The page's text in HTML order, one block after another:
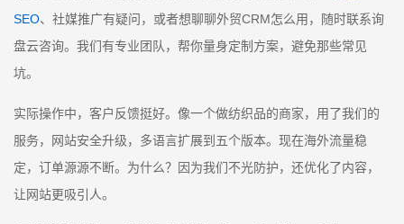
SEO、社媒推广有疑问，或者想聊聊外贸CRM怎么用，随时联系询
盘云咨询。我们有专业团队，帮你量身定制方案，避免那些常见
坑。
实际操作中，客户反馈挺好。像一个做纺织品的商家，用了我们的
服务，网站安全升级，多语言扩展到五个版本。现在海外流量稳
定，订单源源不断。为什么？因为我们不光防护，还优化了内容，
让网站更吸引人。